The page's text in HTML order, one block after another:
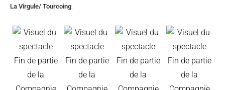
La Virgule/ Tourcoing.